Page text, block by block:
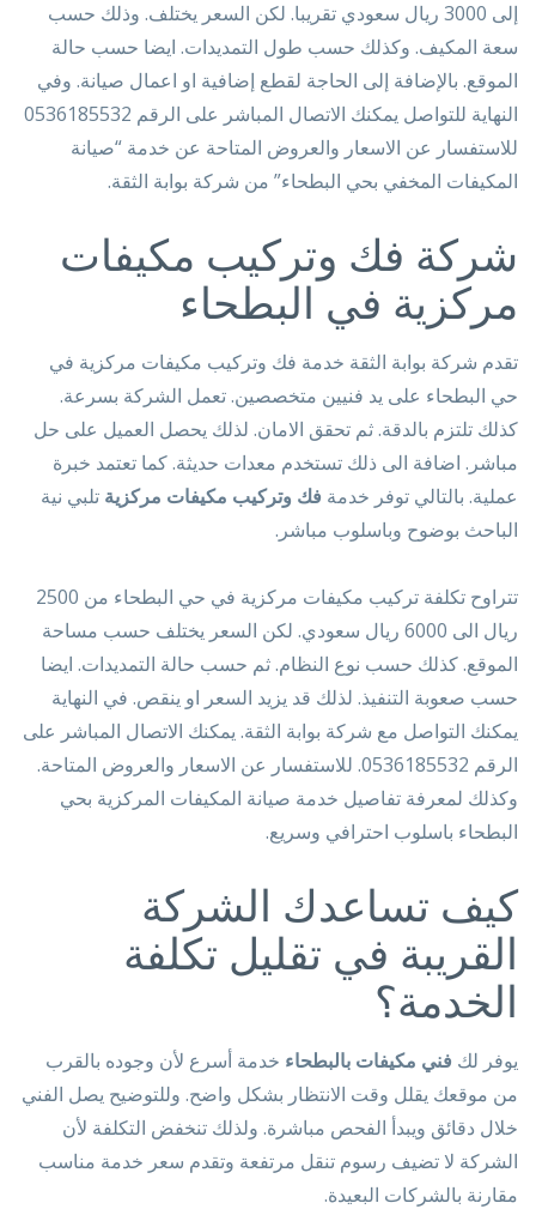
إلى 3000 ريال سعودي تقريبا. لكن السعر يختلف. وذلك حسب
سعة المكيف. وكذلك حسب طول التمديدات. ايضا حسب حالة
الموقع. بالإضافة إلى الحاجة لقطع إضافية او اعمال صيانة. وفي
النهاية للتواصل يمكنك الاتصال المباشر على الرقم 0536185532
للاستفسار عن الاسعار والعروض المتاحة عن خدمة “صيانة
المكيفات المخفي بحي البطحاء” من شركة بوابة الثقة.
شركة فك وتركيب مكيفات
مركزية في البطحاء
تقدم شركة بوابة الثقة خدمة فك وتركيب مكيفات مركزية في
حي البطحاء على يد فنيين متخصصين. تعمل الشركة بسرعة.
كذلك تلتزم بالدقة. ثم تحقق الامان. لذلك يحصل العميل على حل
مباشر. اضافة الى ذلك تستخدم معدات حديثة. كما تعتمد خبرة
عملية. بالتالي توفر خدمة فك وتركيب مكيفات مركزية تلبي نية
الباحث بوضوح وباسلوب مباشر.
تتراوح تكلفة تركيب مكيفات مركزية في حي البطحاء من 2500
ريال الى 6000 ريال سعودي. لكن السعر يختلف حسب مساحة
الموقع. كذلك حسب نوع النظام. ثم حسب حالة التمديدات. ايضا
حسب صعوبة التنفيذ. لذلك قد يزيد السعر او ينقص. في النهاية
يمكنك التواصل مع شركة بوابة الثقة. يمكنك الاتصال المباشر على
الرقم 0536185532. للاستفسار عن الاسعار والعروض المتاحة.
وكذلك لمعرفة تفاصيل خدمة صيانة المكيفات المركزية بحي
البطحاء باسلوب احترافي وسريع.
كيف تساعدك الشركة
القريبة في تقليل تكلفة
الخدمة؟
يوفر لك فني مكيفات بالبطحاء خدمة أسرع لأن وجوده بالقرب
من موقعك يقلل وقت الانتظار بشكل واضح. وللتوضيح يصل الفني
خلال دقائق ويبدأ الفحص مباشرة. ولذلك تنخفض التكلفة لأن
الشركة لا تضيف رسوم تنقل مرتفعة وتقدم سعر خدمة مناسب
مقارنة بالشركات البعيدة.